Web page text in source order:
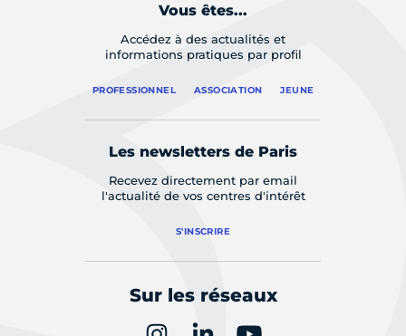
Vous êtes...
Accédez à des actualités et
informations pratiques par profil
PROFESSIONNEL ASSOCIATION JEUNE
Les newsletters de Paris
Recevez directement par email
l'actualité de vos centres d'intérêt
S'INSCRIRE
Sur les réseaux